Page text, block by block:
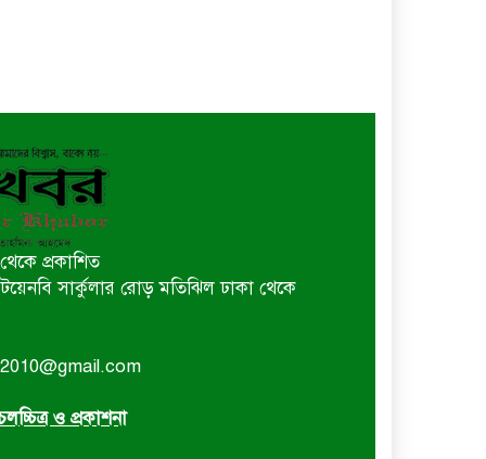
প্রকাশিত
টয়েনবি সার্কুলার রোড় মতিঝিল ঢাকা থেকে
ও প্রকাশনা